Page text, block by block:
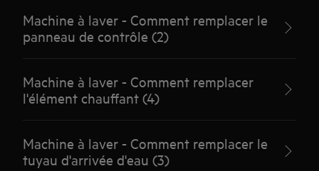
Machine à laver - Comment remplacer le
panneau de contrôle (2)
Machine à laver - Comment remplacer
l'élément chauffant (4)
Machine à laver - Comment remplacer le
tuyau d'arrivée d'eau (3)